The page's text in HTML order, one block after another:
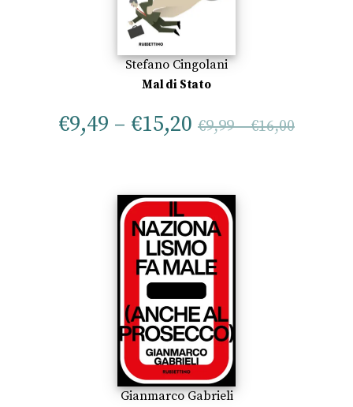
Stefano Cingolani
Mal di Stato
€9,49 – €15,20 €9,99–€16,00
Gianmarco Gabrieli